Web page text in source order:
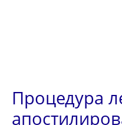
Процедура